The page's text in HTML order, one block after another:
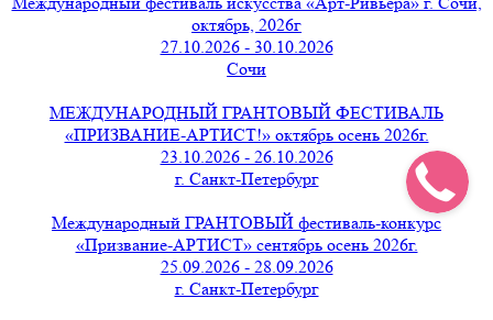
октябрь, 2026г
27.10.2026 - 30.10.2026
Сочи
МЕЖДУНАРОДНЫЙ ГРАНТОВЫЙ ФЕСТИВАЛЬ
«ПРИЗВАНИЕ-АРТИСТ!» октябрь осень 2026г.
23.10.2026 - 26.10.2026
г. Санкт-Петербург
Международный ГРАНТОВЫЙ фестиваль-конкурс
«Призвание-АРТИСТ» сентябрь осень 2026г.
25.09.2026 - 28.09.2026
г. Санкт-Петербург